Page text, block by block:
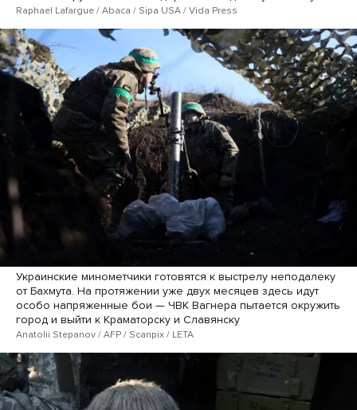
Raphael La​fargue / Abaca / Sipa USA / Vida Press
Украинские минометчики готовятся к выстрелу неподалеку
от Бахмута. На протяжении уже двух месяцев здесь идут
особо напряженные бои — ЧВК Вагнера пытается окружить
город и выйти к Краматорску и Славянску
Anatolii Stepanov / AFP / Scanpix / LETA